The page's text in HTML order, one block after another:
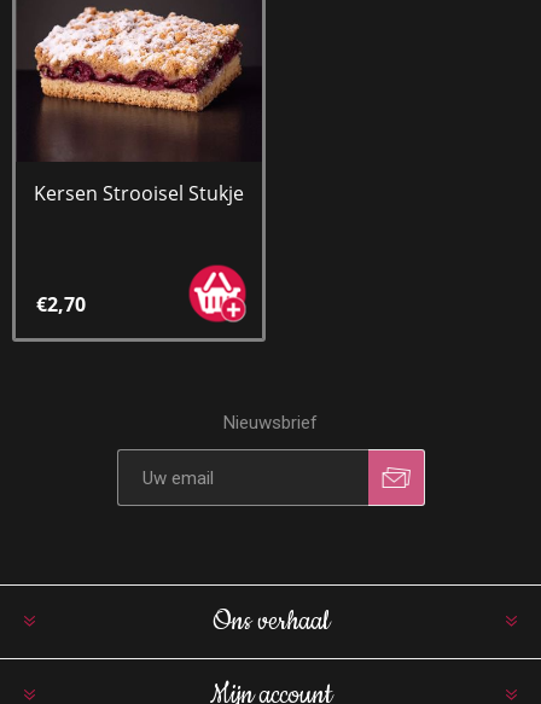
Kersen Strooisel Stukje
€2,70
Nieuwsbrief
Ons verhaal
Mijn account